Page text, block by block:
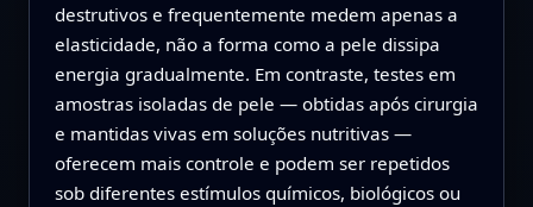
destrutivos e frequentemente medem apenas a
elasticidade, não a forma como a pele dissipa
energia gradualmente. Em contraste, testes em
amostras isoladas de pele — obtidas após cirurgia
e mantidas vivas em soluções nutritivas —
oferecem mais controle e podem ser repetidos
sob diferentes estímulos químicos, biológicos ou